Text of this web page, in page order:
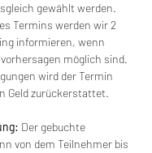
gewählt werden.
Termins werden wir 2
informieren, wenn
möglich sind.
wird der Termin
Geld zurückerstattet.
Der gebuchte
von dem Teilnehmer bis